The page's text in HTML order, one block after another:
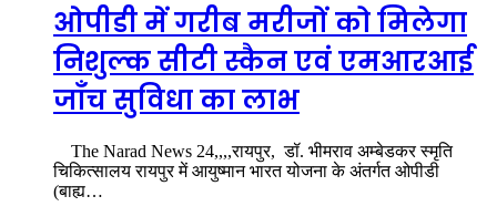
ओपीडी में गरीब मरीजों को मिलेगा
निशुल्क सीटी स्कैन एवं एमआरआई
जाँच सुविधा का लाभ
The Narad News 24,,,,रायपुर, डॉ. भीमराव अम्बेडकर स्मृति
चिकित्सालय रायपुर में आयुष्मान भारत योजना के अंतर्गत ओपीडी
(बाह्य…